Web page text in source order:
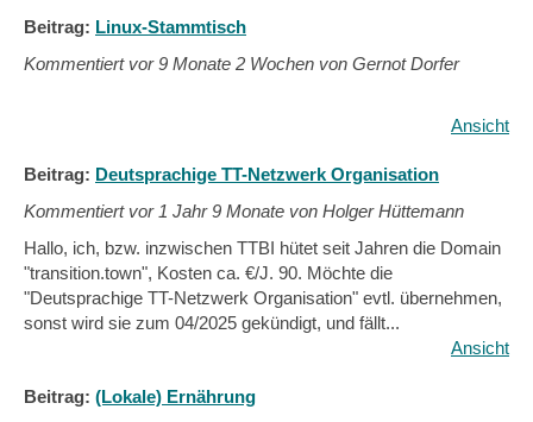
Beitrag: Linux-Stammtisch
Kommentiert vor9 Monate 2 Wochen von Gernot Dorfer
Ansicht
Beitrag: Deutsprachige TT-Netzwerk Organisation
Kommentiert vor 1 Jahr 9 Monate von Holger Hüttemann
Hallo, ich, bzw. inzwischen TTBI hütet seit Jahren die Domain
"transition.town", Kosten ca. €/J. 90. Möchte die
"Deutsprachige TT-Netzwerk Organisation" evtl. übernehmen,
sonst wird sie zum 04/2025 gekündigt, und fällt...
Ansicht
Beitrag: (Lokale) Ernährung